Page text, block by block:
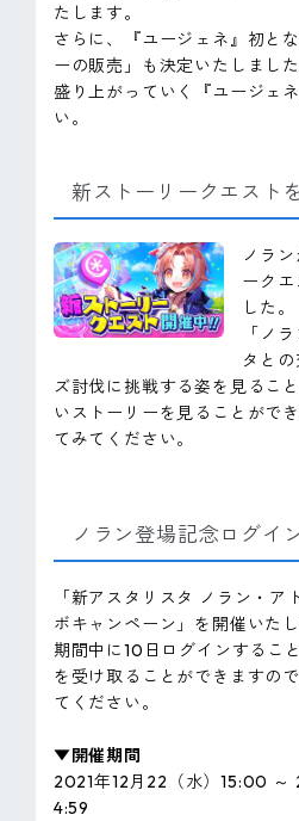
たします。
さらに、『ユージェネ』初と
ーの販売」も決定いたしまし
盛り上がっていく『ユージェ
い。
新ストーリークエスト
ノラ
ーク
した。
「ノ
タと
ズ討伐に挑戦する姿を見るこ
いストーリーを見ることがで
てみてください。
ノラン登場記念ログイ
「新アスタリスタ ノラン・ア
ボキャンペーン」を開催いたし
期間中に10日ログインするこ
を受け取ることができますの
てください。
▼開催期間
2021年12月22（水）15:00 ～
4:59